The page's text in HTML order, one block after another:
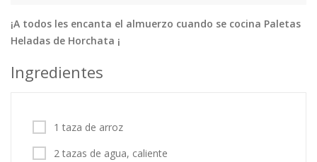
Tortas Vegetales
Vegetarian…
Tips y Trucos
Entrar / Registrarse
¡A todos les encanta el almuerzo cuando se cocina Paletas
Heladas de Horchata ¡
Ingredientes
1 taza de arroz
2 tazas de agua, caliente